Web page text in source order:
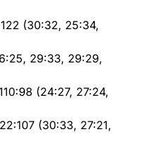
(30:32, 25:34,
29:33, 29:29,
(24:27, 27:24,
(30:33, 27:21,